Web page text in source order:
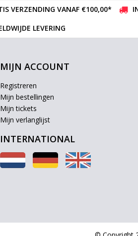
VERZENDING VANAF €100,00*
LEVERING
MIJN ACCOUNT
Registreren
Mijn bestellingen
Mijn tickets
Mijn verlanglijst
INTERNATIONAL